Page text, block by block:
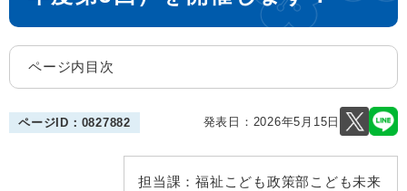
へ
ページ内目次
ページID：0827882 発表日： 2026年5月15日
担当課： 福祉こども政策部こども未来